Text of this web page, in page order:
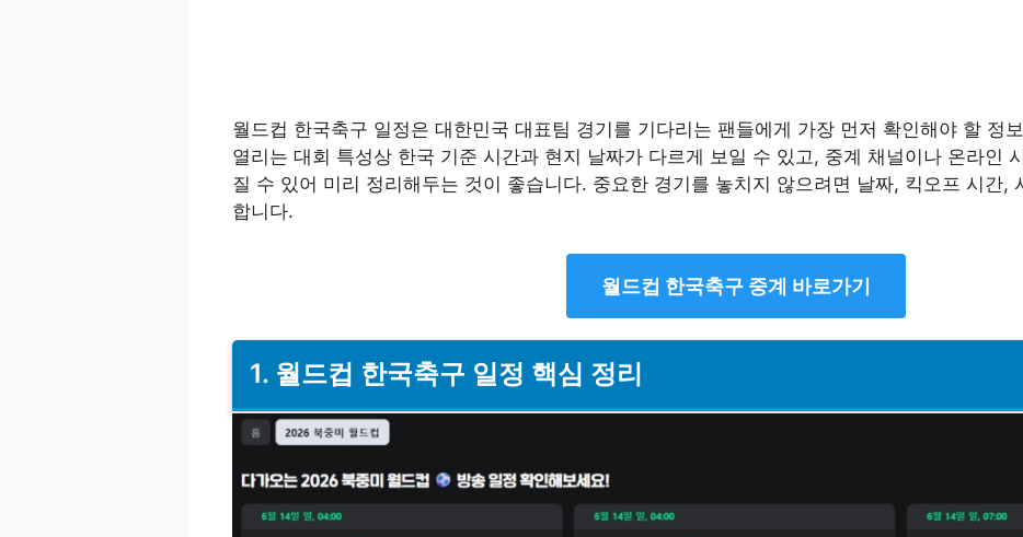
월드컵 한국축구 일정은 대한민국 대표팀 경기를 기다리는 팬들에게 가장 먼저 확인해야 할 정
열리는 대회 특성상 한국 기준 시간과 현지 날짜가 다르게 보일 수 있고, 중계 채널이나 온라인
질 수 있어 미리 정리해두는 것이 좋습니다. 중요한 경기를 놓치지 않으려면 날짜, 킥오프 시간,
합니다.
월드컵 한국축구 중계 바로가기
1. 월드컵 한국축구 일정 핵심 정리